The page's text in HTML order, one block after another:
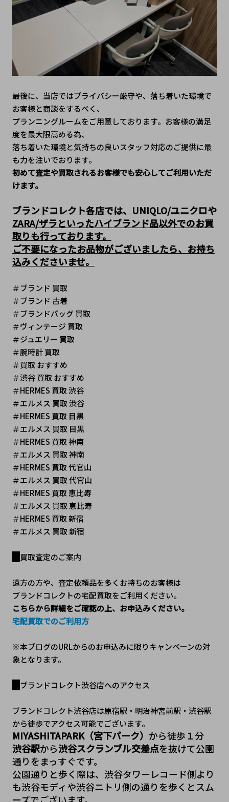
最後に、当店ではプライバシー厳守や、落ち着いた環境で
お客様と商談をするべく、
プランニングルームをご用意しております。お客様の満足
度を最大限高める為、
落ち着いた環境と気持ちの良いスタッフ対応のご提供に最
も力を注いでおります。
初めて査定や買取されるお客様でも安心してご利用いただ
けます。
ブランドコレクト各店では、UNIQLO/ユニクロや
ZARA/ザラといったハイブランド品以外でのお買
取りも行っております。
ご不要になったお品物がございましたら、お持ち
込みくださいませ。
＃ブランド 買取
＃ブランド 古着
＃ブランドバッグ 買取
＃ヴィンテージ 買取
＃ジュエリー 買取
＃腕時計 買取
＃買取 おすすめ
＃渋谷 買取 おすすめ
＃HERMES 買取 渋谷
＃エルメス 買取 渋谷
＃HERMES 買取 目黒
＃エルメス 買取 目黒
＃HERMES 買取 神南
＃エルメス 買取 神南
＃HERMES 買取 代官山
＃エルメス 買取 代官山
＃HERMES 買取 恵比寿
＃エルメス 買取 恵比寿
＃HERMES 買取 新宿
＃エルメス 買取 新宿
買取査定のご案内
遠方の方や、査定依頼品を多くお持ちのお客様は
ブランドコレクトの宅配買取をご利用ください。
こちらから詳細をご確認の上、お申込みください。
宅配買取でのご利用方
※本ブログのURLからのお申込みに限りキャンペーンの対
象となります。
ブランドコレクト渋谷店へのアクセス
ブランドコレクト渋谷店は原宿駅・明治神宮前駅・渋谷駅
から徒歩でアクセス可能でございます。
MIYASHITAPARK（宮下パーク） から徒歩１分
渋谷駅から渋谷スクランブル交差点を抜けて公園
通りをまっすぐです。
公園通りと歩く際は、渋谷タワーレコード側より
も渋谷モディや渋谷ニトリ側の通りを歩くとスム